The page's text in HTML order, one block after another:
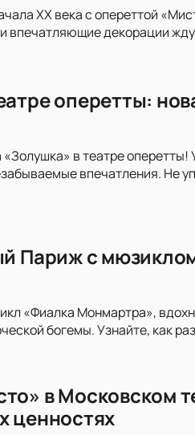
XX века с опереттой
декорации
оперетты:
в театре
впечатления. Не
Париж с
«Фиалка Монмартра»,
богемы. Узнайте, как
в Московском
ценностях